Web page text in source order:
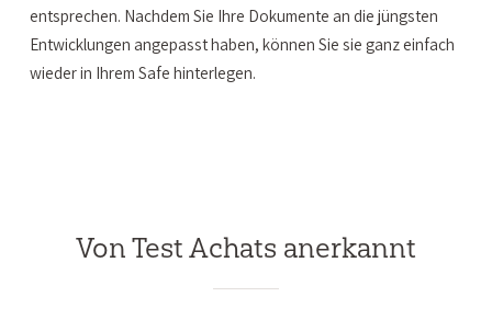
entsprechen. Nachdem Sie Ihre Dokumente an die jüngsten
Entwicklungen angepasst haben, können Sie sie ganz einfach
wieder in Ihrem Safe hinterlegen.
Von Test Achats anerkannt